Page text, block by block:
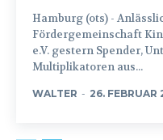
Hamburg (ots) - Anlässlich ihres 50. Jubiläums lud die
Fördergemeinschaft
e.V. gestern Spender,
Multiplikatoren aus...
WALTER - 26. FEBRUAR